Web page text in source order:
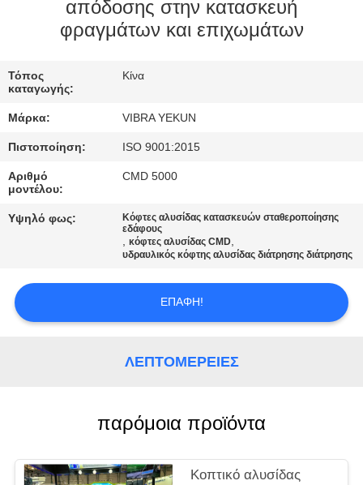
ΕΡΓΟΣΤΑΣΊΩΝ
ΈΛΕΓΧΟΣ
ΕΛΆΤΕ
ΣΕ
ΕΠΑΦΉ
ΕΙΔΉΣΕΙΣ
απόδοσης στην κατασκευή
φραγμάτων και επιχωμάτων
Τόπος
καταγωγής:
Κίνα
Μάρκα: VIBRA YEKUN
Πιστοποίηση: ISO 9001:2015
Αριθμό
μοντέλου:
CMD 5000
Υψηλό φως:
Κόφτες αλυσίδας κατασκευών σταθεροποίησης
εδάφους
,κόφτες αλυσίδας CMD,
υδραυλικός κόφτης αλυσίδας διάτρησης διάτρησης
ΕΠΑΦΉ!
ΛΕΠΤΟΜΈΡΕΙΕΣ
παρόμοια προϊόντα
Κοπτικό αλυσίδας